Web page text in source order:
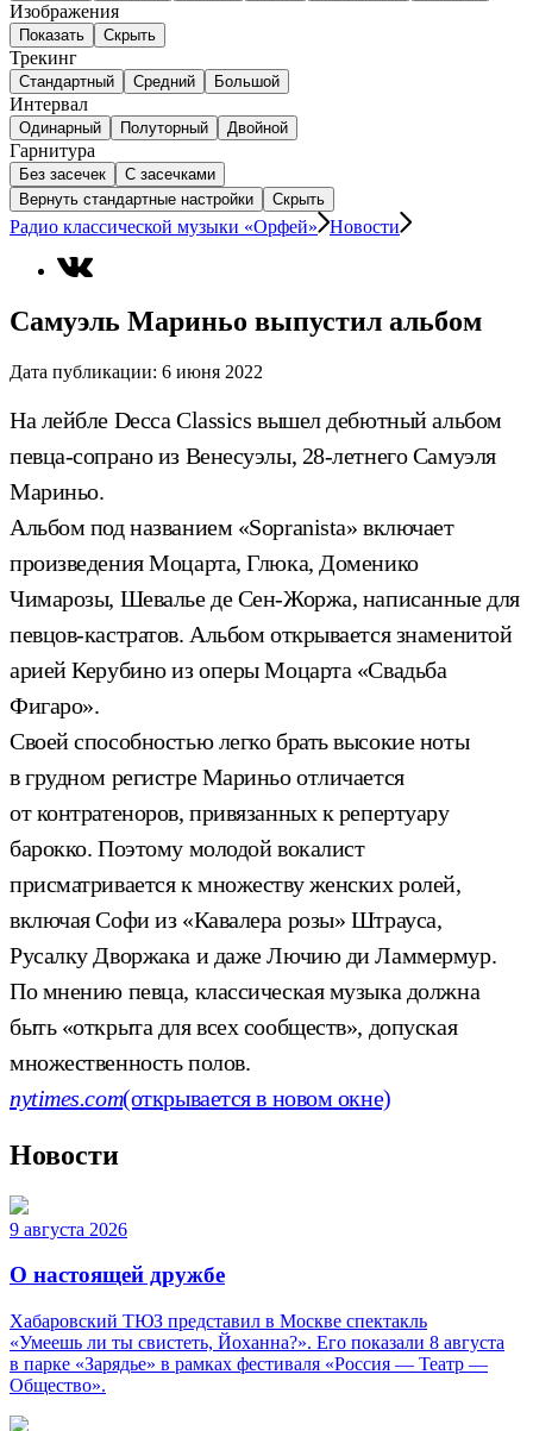
Изображения
Показать Скрыть
Трекинг
Стандартный Средний Большой
Интервал
Одинарный Полуторный Двойной
Гарнитура
Без засечек
С засечками
Вернуть стандартные настройки
Скрыть
Радио классической музыки «Орфей» Новости
Самуэль Мариньо выпустил альбом
Дата публикации: 6 июня 2022
На лейбле Decca Classics вышел дебютный альбом
певца-сопрано из Венесуэлы, 28-летнего Самуэля
Мариньо.
Альбом под названием «Sopranista» включает
произведения Моцарта, Глюка, Доменико
Чимарозы, Шевалье де Сен-Жоржа, написанные для
певцов-кастратов. Альбом открывается знаменитой
арией Керубино из оперы Моцарта «Свадьба
Фигаро».
Своей способностью легко брать высокие ноты
в грудном регистре Мариньо отличается
от контратеноров, привязанных к репертуару
барокко. Поэтому молодой вокалист
присматривается к множеству женских ролей,
включая Софи из «Кавалера розы» Штрауса,
Русалку Дворжака и даже Лючию ди Ламмермур.
По мнению певца, классическая музыка должна
быть «открыта для всех сообществ», допуская
множественность полов.
nytimes.com(открывается в новом окне)
Новости
9 августа 2026
О настоящей дружбе
Хабаровский ТЮЗ представил в Москве спектакль
«Умеешь ли ты свистеть, Йоханна?». Его показали 8 августа
в парке «Зарядье» в рамках фестиваля «Россия — Театр —
Общество».